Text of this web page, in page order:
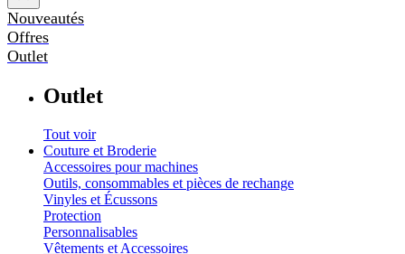
Nouveautés
Offres
Outlet
Outlet
Tout voir
Couture et Broderie
Accessoires pour machines
Outils, consommables et pièces de rechange
Vinyles et Écussons
Protection
Personnalisables
Vêtements et Accessoires